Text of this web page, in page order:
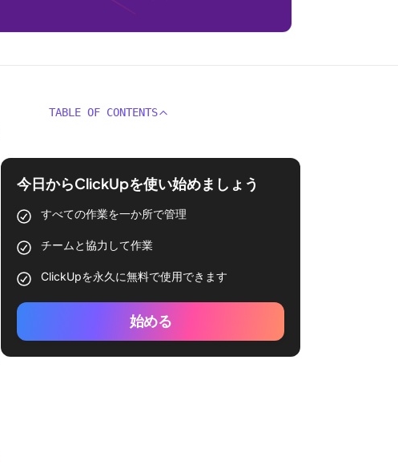
TABLE OF CONTENTS
今日からClickUpを使い始めましょう
すべての作業を一か所で管理
チームと協力して作業
ClickUpを永久に無料で使用できます
始める